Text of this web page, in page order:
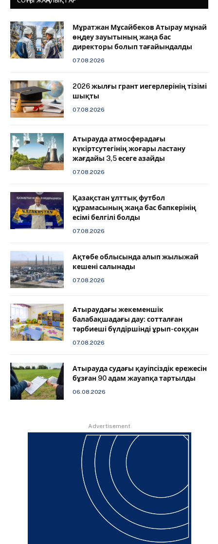
Мұратжан Мұсайбеков Атырау мұнай
өңдеу зауытының жаңа бас
директоры болып тағайындалды
07.08.2026
2026 жылғы грант иегерлерінің тізімі
шықты
07.08.2026
Атырауда атмосферадағы
күкіртсутегінің жоғары ластану
жағдайы 3,5 есеге азайды
07.08.2026
Қазақстан ұлттық футбол
құрамасының жаңа бас бапкерінің
есімі белгілі болды
07.08.2026
Ақтөбе облысында алып жылыжай
кешені салынады
07.08.2026
Атыраудағы жекеменшік
балабақшадағы дау: сотталған
тәрбиеші бүлдіршінді ұрып-соққан
07.08.2026
Атырауда судағы қауіпсіздік ережесін
бұзған 90 адам жауапқа тартылды
06.08.2026
Advertisement